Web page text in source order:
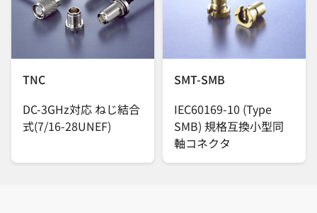
TNC
DC-3GHz対応 ねじ結合
式(7/16-28UNEF)
SMT-SMB
IEC60169-10 (Type
SMB) 規格互換小型同
軸コネクタ